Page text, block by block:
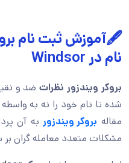
🖋️آموزش ثبت نام
نام در Windsor
بروکر ویندزور نظراتضد و
شده تا نام خود را نه به
مقاله بروکر ویندزوربه آن
مشکلات متعدد معامله گران بر